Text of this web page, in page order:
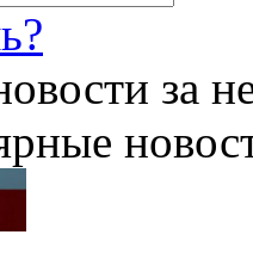
за